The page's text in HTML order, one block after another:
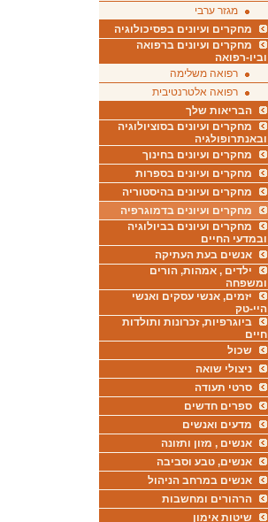
מגזר ערבי
מחקרים ועיונים בפסיכולוגיה
מחקרים ועיונים ברפואה
וביו-רפואה
רפואה משלימה
רפואה אלטרנטיבית
הבריאות שלך
מחקרים ועיונים בסוציולוגיה
ובאנתרופולגיה
מחקרים ועיונים בחינוך
מחקרים ועיונים בספרות
מחקרים ועיונים בהיסטוריה
מחקרים ועיונים בדמוגרפיה
מחקרים ועיונים בביולוגיה
ובמדעי החיים
אנשים בעת העתיקה
ילדים , אמהות, הורים
ומשפחה
יזמים, אנשי עסקים ואנשי
היי-טק
ביוגרפיות, זכרונות ותולדות
חיים
שכול
ניצולי שואה
סרטי תעודה
ספרים חדשים
מדעים ואנשים
אנשים , מזון ותזונה
אנשים, טבע וסביבה
אנשים במרחב הניהול
הרהורים ומחשבות
שיטות אימון